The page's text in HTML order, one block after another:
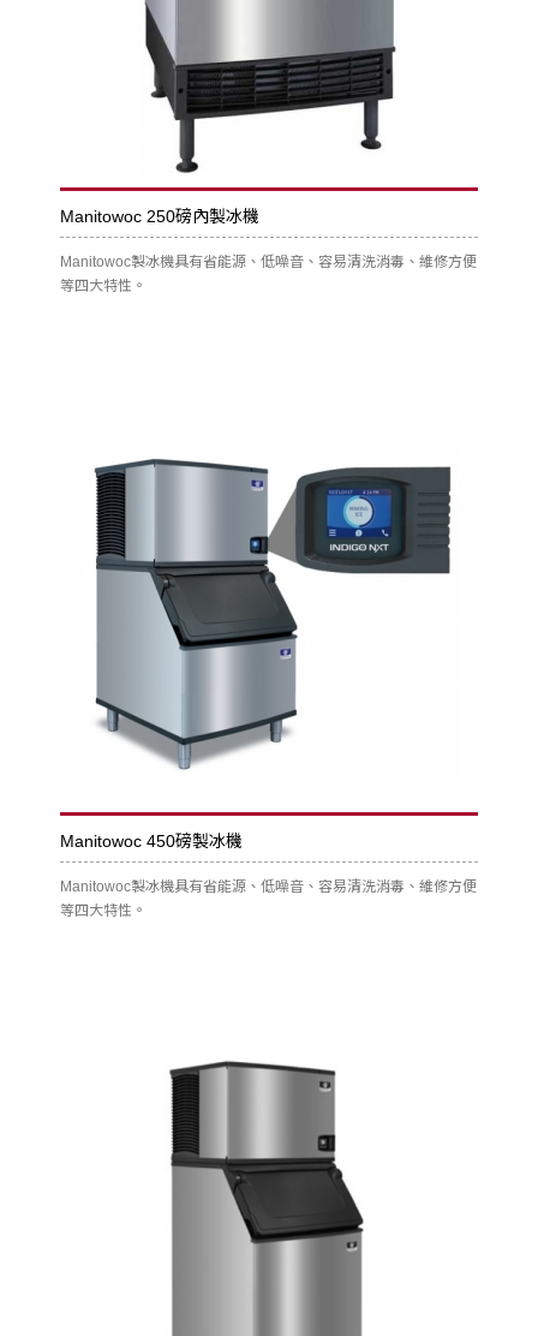
Manitowoc 250磅內製冰機
Manitowoc製冰機具有省能源、低噪音、容易清洗消毒、維修方便
等四大特性。
Manitowoc 450磅製冰機
Manitowoc製冰機具有省能源、低噪音、容易清洗消毒、維修方便
等四大特性。